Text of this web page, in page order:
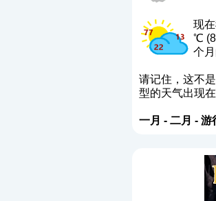
现
℃
个
请记住，这不
型的天气出现
一月 - 二月 - 游